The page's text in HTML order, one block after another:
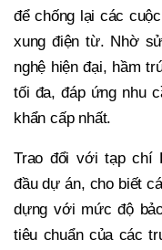
để chống lại các
xung điện từ. Nhờ
nghệ hiện đại, hầm
tối đa, đáp ứng nhu
khẩn cấp nhất.
Trao đổi với tạp chí
đầu dự án, cho biết
dựng với mức độ
tiêu chuẩn của các